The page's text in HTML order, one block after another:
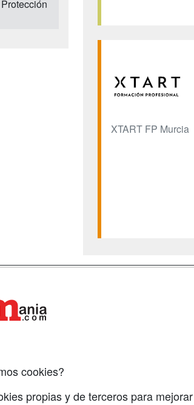
XTART FP Murcia
cookies?
propias y de terceros para